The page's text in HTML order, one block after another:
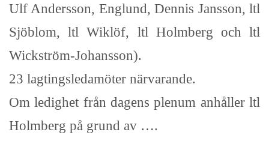
Ulf Andersson, Englund, Dennis Jansson, ltl
Sjöblom, ltl Wiklöf, ltl Holmberg och ltl
Wickström-Johansson).
23 lagtingsledamöter närvarande.
Om ledighet från dagens plenum anhåller ltl
Holmberg på grund av ….